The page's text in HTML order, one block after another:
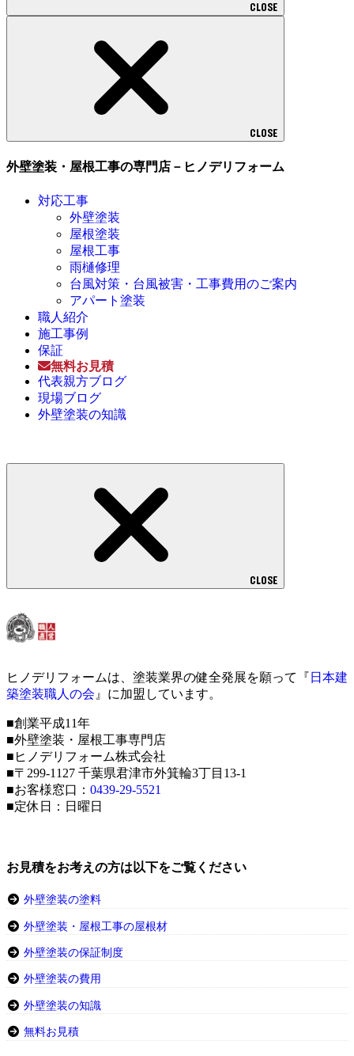
CLOSE
CLOSE
外壁塗装・屋根工事の専門店－ヒノデリフォーム
対応工事
外壁塗装
屋根塗装
屋根工事
雨樋修理
台風対策・台風被害・工事費用のご案内
アパート塗装
職人紹介
施工事例
保証
無料お見積
代表親方ブログ
現場ブログ
外壁塗装の知識
CLOSE
ヒノデリフォームは、塗装業界の健全発展を願って『 日本建
築塗装職人の会 』に加盟しています。
■創業平成11年
■外壁塗装・屋根工事専門店
■ヒノデリフォーム株式会社
■〒299-1127 千葉県君津市外箕輪3丁目13-1
■お客様窓口： 0439-29-5521
■定休日：日曜日
お見積をお考えの方は以下をご覧ください
外壁塗装の塗料
外壁塗装・屋根工事の屋根材
外壁塗装の保証制度
外壁塗装の費用
外壁塗装の知識
無料お見積